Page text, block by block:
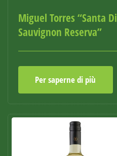
Miguel Torres “Santa
Sauvignon Reserva”
Per saperne di più